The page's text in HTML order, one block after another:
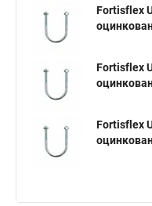
Fortisflex
Fortisflex
Fortisflex